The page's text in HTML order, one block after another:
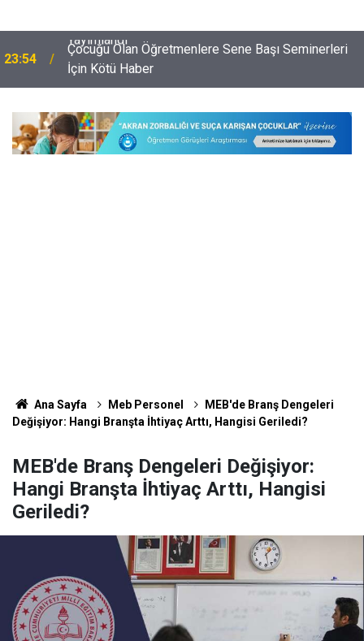
23:54
Çocuğu Olan Öğretmenlere Sene Başı Seminerleri
İçin Kötü Haber
Ana Sayfa Meb Personel
MEB'de Branş Dengeleri
Değişiyor: Hangi Branşta İhtiyaç Arttı, Hangisi Geriledi?
MEB'de Branş Dengeleri Değişiyor:
Hangi Branşta İhtiyaç Arttı, Hangisi
Geriledi?